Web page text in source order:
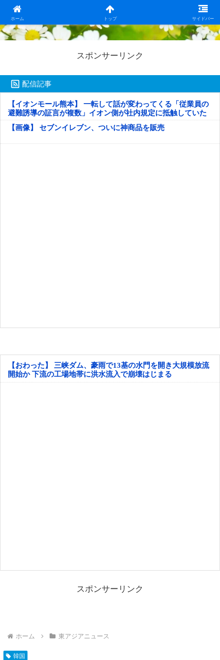
ホーム トップ サイドバー
日本第一！ニュース録
スポンサーリンク
配信記事
【イオンモール熊本】 一転して話が変わってくる「従業員の
避難誘導の証言が複数」イオン側が社内規定に抵触していた
疑い
【画像】 セブンイレブン、ついに神商品を販売
【おわった】 三峡ダム、豪雨で13基の水門を開き大規模放流
開始か 下流の工場地帯に洪水流入で崩壊はじまる
スポンサーリンク
ホーム 東アジアニュース
韓国